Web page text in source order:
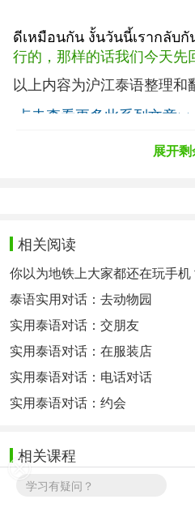
ดีเหมือนกัน งั้นวันนี้เรากลับกั
行的，那样的话我们今天先
以上内容为沪江泰语整理和
点击查看更多此系列文章>>
基础泰语
展开
相关阅读
你以为地铁上大家都还在玩手机
泰语实用对话：去动物园
实用泰语对话：交朋友
实用泰语对话：在服装店
实用泰语对话：电话对话
实用泰语对话：约会
相关课程
学习有疑问？